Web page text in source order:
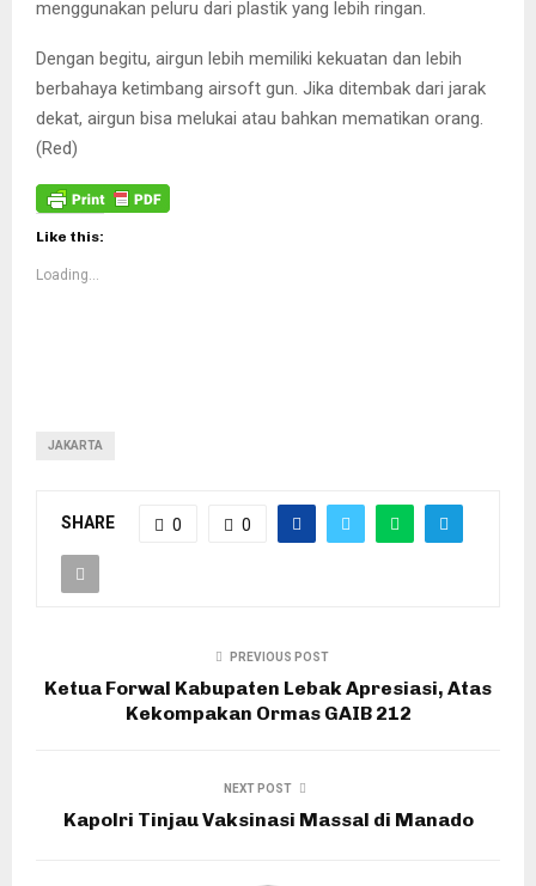
menggunakan peluru dari plastik yang lebih ringan.
Dengan begitu, airgun lebih memiliki kekuatan dan lebih
berbahaya ketimbang airsoft gun. Jika ditembak dari jarak
dekat, airgun bisa melukai atau bahkan mematikan orang.
(Red)
Like this:
Loading...
JAKARTA
SHARE 0 0
PREVIOUS POST
Ketua Forwal Kabupaten Lebak Apresiasi, Atas
Kekompakan Ormas GAIB 212
NEXT POST
Kapolri Tinjau Vaksinasi Massal di Manado